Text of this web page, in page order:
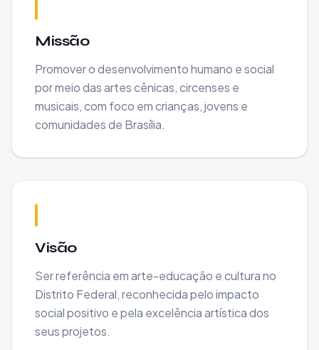
Missão
Promover o desenvolvimento humano e social
por meio das artes cênicas, circenses e
musicais, com foco em crianças, jovens e
comunidades de Brasília.
Visão
Ser referência em arte-educação e cultura no
Distrito Federal, reconhecida pelo impacto
social positivo e pela excelência artística dos
seus projetos.